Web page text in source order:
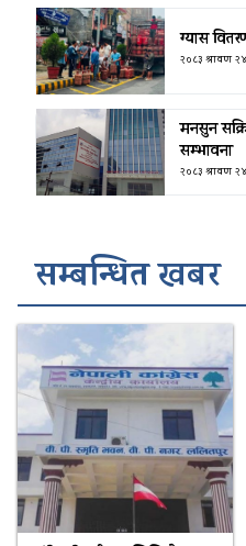
ग्यास
२०८३ श्रावण
मनसुन
सम्भावना
२०८३ श्रावण
सम्बन्धित खबर